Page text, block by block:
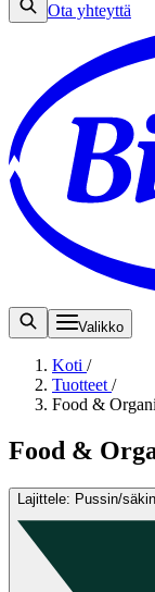
Ota yhteyttä
Valikko
Koti /
Tuotteet /
Food &
Food &
Lajittele: Pussin/